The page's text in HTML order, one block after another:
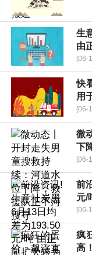
生
由
[06-
快
用
[06-
微
下
[06-
前
元/
[06-
疯
高